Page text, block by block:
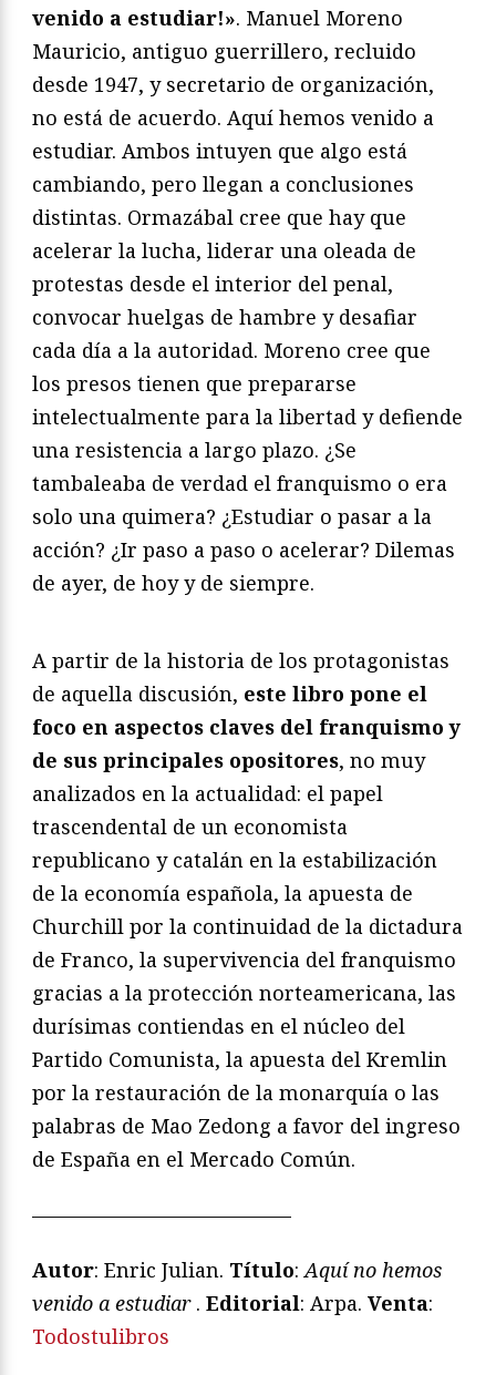
venido a estudiar!». Manuel Moreno
Mauricio, antiguo guerrillero, recluido
desde 1947, y secretario de organización,
no está de acuerdo. Aquí hemos venido a
estudiar. Ambos intuyen que algo está
cambiando, pero llegan a conclusiones
distintas. Ormazábal cree que hay que
acelerar la lucha, liderar una oleada de
protestas desde el interior del penal,
convocar huelgas de hambre y desafiar
cada día a la autoridad. Moreno cree que
los presos tienen que prepararse
intelectualmente para la libertad y defiende
una resistencia a largo plazo. ¿Se
tambaleaba de verdad el franquismo o era
solo una quimera? ¿Estudiar o pasar a la
acción? ¿Ir paso a paso o acelerar? Dilemas
de ayer, de hoy y de siempre.
A partir de la historia de los protagonistas
de aquella discusión, este libro pone el
foco en aspectos claves del franquismo y
de sus principales opositores, no muy
analizados en la actualidad: el papel
trascendental de un economista
republicano y catalán en la estabilización
de la economía española, la apuesta de
Churchill por la continuidad de la dictadura
de Franco, la supervivencia del franquismo
gracias a la protección norteamericana, las
durísimas contiendas en el núcleo del
Partido Comunista, la apuesta del Kremlin
por la restauración de la monarquía o las
palabras de Mao Zedong a favor del ingreso
de España en el Mercado Común.
—————————————
Autor: Enric Julian. Título:Aquí no hemos
venido a estudiar . Editorial: Arpa. Venta:
Todostulibros